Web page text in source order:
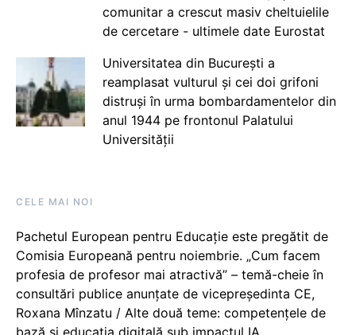
comunitar a crescut masiv cheltuielile
de cercetare - ultimele date Eurostat
Universitatea din București a
reamplasat vulturul și cei doi grifoni
distruși în urma bombardamentelor din
anul 1944 pe frontonul Palatului
Universității
CELE MAI NOI
Pachetul European pentru Educație este pregătit de
Comisia Europeană pentru noiembrie. „Cum facem
profesia de profesor mai atractivă” – temă-cheie în
consultări publice anunțate de vicepreședinta CE,
Roxana Mînzatu / Alte două teme: competențele de